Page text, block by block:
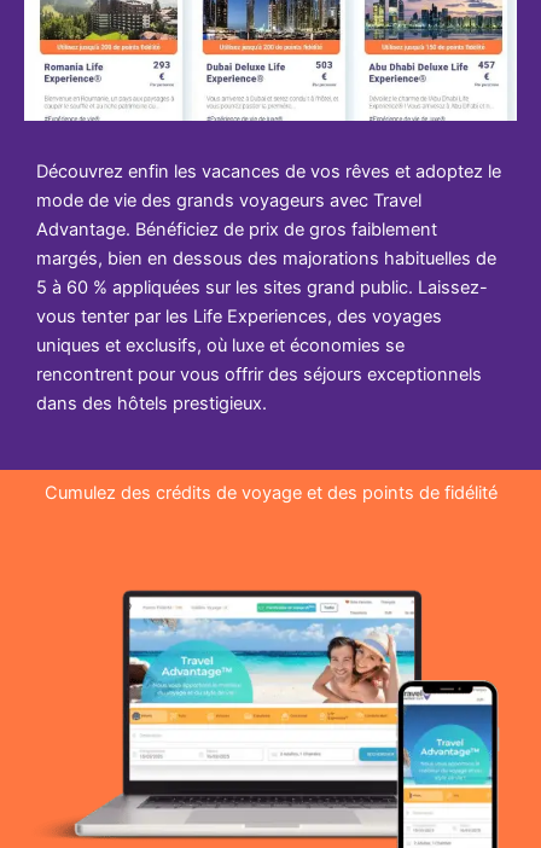
Découvrez enfin les vacances de vos rêves et adoptez le
mode de vie des grands voyageurs avec Travel
Advantage. Bénéficiez de prix de gros faiblement
margés, bien en dessous des majorations habituelles de
5 à 60 % appliquées sur les sites grand public. Laissez-
vous tenter par les Life Experiences, des voyages
uniques et exclusifs, où luxe et économies se
rencontrent pour vous offrir des séjours exceptionnels
dans des hôtels prestigieux.
Cumulez des crédits de voyage et des points de fidélité